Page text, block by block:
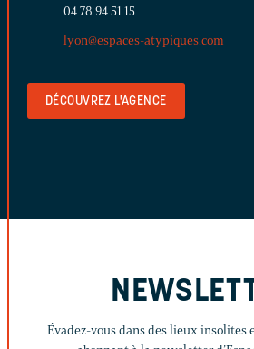
04 78 94 51 15
lyon@espaces-atypiques.com
DÉCOUVREZ L'AGENCE
Évadez-vous dans des lieux insolites